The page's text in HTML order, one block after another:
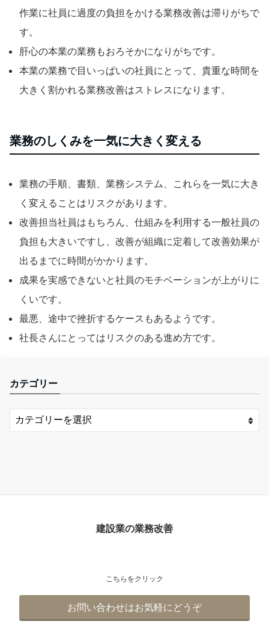
作業に社員に過度の負担をかける業務改善は滞りがちで
す。
肝心の本業の業務もおろそかになりがちです。
本業の業務で目いっぱいの社員にとって、貴重な時間を
大きく割かれる業務改善はストレスになります。
業務のしくみを一気に大きく変える
業務の手順、書類、業務システム、これらを一気に大き
く変えることはリスクがあります。
改善担当社員はもちろん、仕組みを利用する一般社員の
負担も大きいですし、改善が組織に定着して改善効果が
出るまでに時間がかかります。
成果を実感できないと社員のモチベーションが上がりに
くいです。
最悪、途中で挫折するケースもあるようです。
社長さんにとってはリスクのある進め方です。
カテゴリー
建設業の業務改善
こちらをクリック
お問い合わせはお気軽にどうぞ